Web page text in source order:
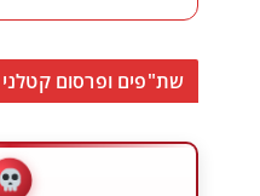
שת"פים ופרסום קטלני